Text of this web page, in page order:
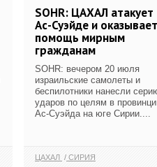
SOHR: ЦАХАЛ атакует
Ас-Суэйде и оказывает
помощь мирным
гражданам
SOHR: вечером 20 июля
израильские самолеты и
беспилотники нанесли
ударов по целям в
Ас-Суэйда на юге Сирии....
ЦАХАЛ СИРИЯ